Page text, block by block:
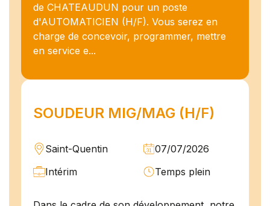
de CHATEAUDUN pour un poste
d'AUTOMATICIEN (H/F). Vous serez en
charge de concevoir, programmer, mettre
en service e...
SOUDEUR MIG/MAG (H/F)
Saint-Quentin
07/07/2026
Intérim
Temps plein